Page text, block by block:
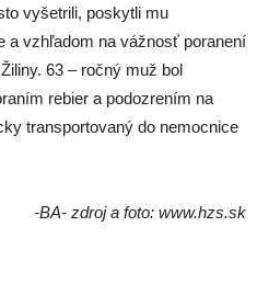
vyšetrili, poskytli mu
a vzhľadom na vážnosť poranení
63 – ročný muž bol
rebier a podozrením na
transportovaný do nemocnice
-BA- zdroj a foto: www.hzs.sk